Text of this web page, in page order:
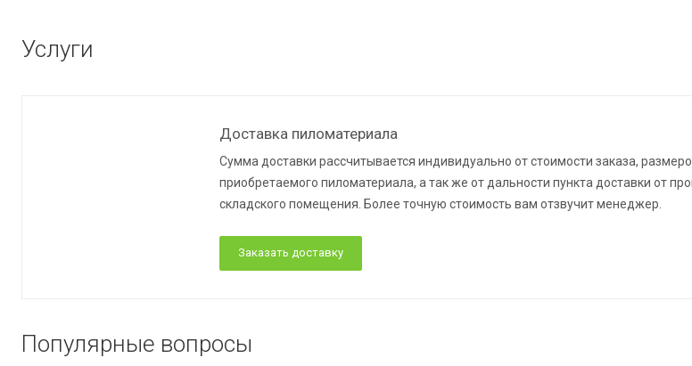
Услуги
Доставка пиломатериала
Сумма доставки рассчитывается индивидуально от стоимости заказа,
приобретаемого пиломатериала, а так же от дальности пункта доставки от
складского помещения. Более точную стоимость вам отзвучит менеджер.
Заказать доставку
Популярные вопросы